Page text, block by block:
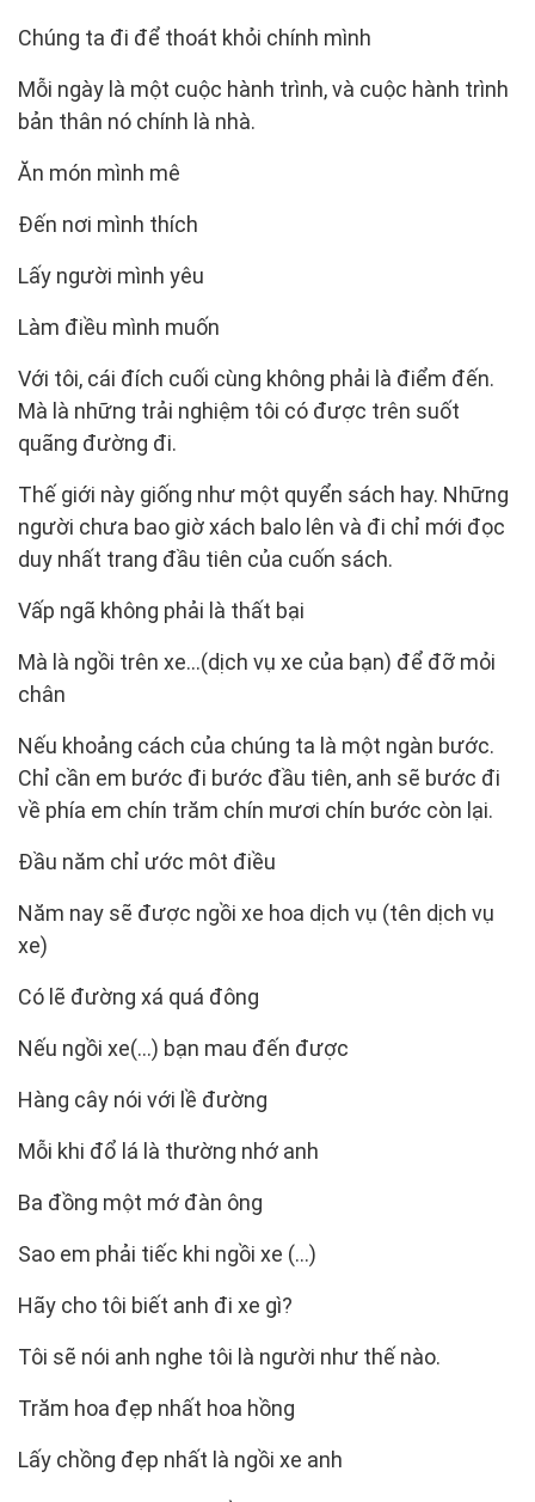
Chúng ta đi để thoát khỏi chính mình
Mỗi ngày là một cuộc hành trình, và cuộc hành trình
bản thân nó chính là nhà.
Ăn món mình mê
Đến nơi mình thích
Lấy người mình yêu
Làm điều mình muốn
Với tôi, cái đích cuối cùng không phải là điểm đến.
Mà là những trải nghiệm tôi có được trên suốt
quãng đường đi.
Thế giới này giống như một quyển sách hay. Những
người chưa bao giờ xách balo lên và đi chỉ mới đọc
duy nhất trang đầu tiên của cuốn sách.
Vấp ngã không phải là thất bại
Mà là ngồi trên xe…(dịch vụ xe của bạn) để đỡ mỏi
chân
Nếu khoảng cách của chúng ta là một ngàn bước.
Chỉ cần em bước đi bước đầu tiên, anh sẽ bước đi
về phía em chín trăm chín mươi chín bước còn lại.
Đầu năm chỉ ước môt điều
Năm nay sẽ được ngồi xe hoa dịch vụ (tên dịch vụ
xe)
Có lẽ đường xá quá đông
Nếu ngồi xe(…) bạn mau đến được
Hàng cây nói với lề đường
Mỗi khi đổ lá là thường nhớ anh
Ba đồng một mớ đàn ông
Sao em phải tiếc khi ngồi xe (…)
Hãy cho tôi biết anh đi xe gì?
Tôi sẽ nói anh nghe tôi là người như thế nào.
Trăm hoa đẹp nhất hoa hồng
Lấy chồng đẹp nhất là ngồi xe anh